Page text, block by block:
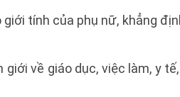
tính của phụ nữ, khẳng
về giáo dục, việc làm, y